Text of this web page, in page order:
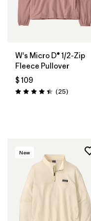
W's Micro D® 1/2-Zip
Fleece Pullover
$ 109
Valoración: 4.4 / 5
(25)
New